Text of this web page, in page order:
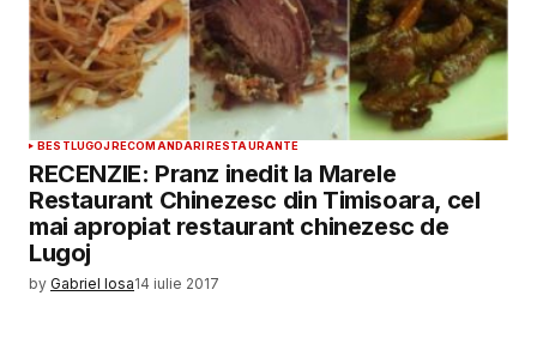
BESTLUGOJRECOMANDARIRESTAURANTE
RECENZIE: Pranz inedit la Marele
Restaurant Chinezesc din Timisoara, cel
mai apropiat restaurant chinezesc de
Lugoj
by Gabriel Iosa14 iulie 2017